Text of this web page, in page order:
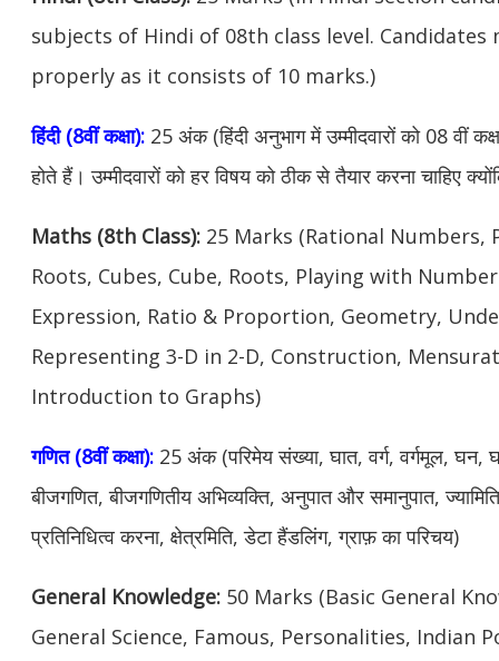
subjects of Hindi of 08th class level.
properly as it consists of 10 marks.)
हिंदी (8वीं कक्षा): 25 अंक (हिंदी अनुभाग में उम्मीदवारों को 08 वीं
होते हैं। उम्मीदवारों को हर विषय को ठीक से तैयार करना चाहिए
Maths (8th Class): 25 Marks (Rational Numbers,
Roots, Cubes, Cube, Roots, Playing with
Expression, Ratio & Proportion, Geometry,
Representing 3-D in 2-D, Construction,
Introduction to Graphs)
गणित (8वीं कक्षा): 25 अंक (परिमेय संख्या, घात, वर्ग, वर्गमूल,
बीजगणित, बीजगणितीय अभिव्यक्ति, अनुपात और समानुपात,
प्रतिनिधित्व करना, क्षेत्रमिति, डेटा हैंडलिंग, ग्राफ़ का परिचय)
General Knowledge: 50 Marks (Basic General
General Science, Famous, Personalities, Indian